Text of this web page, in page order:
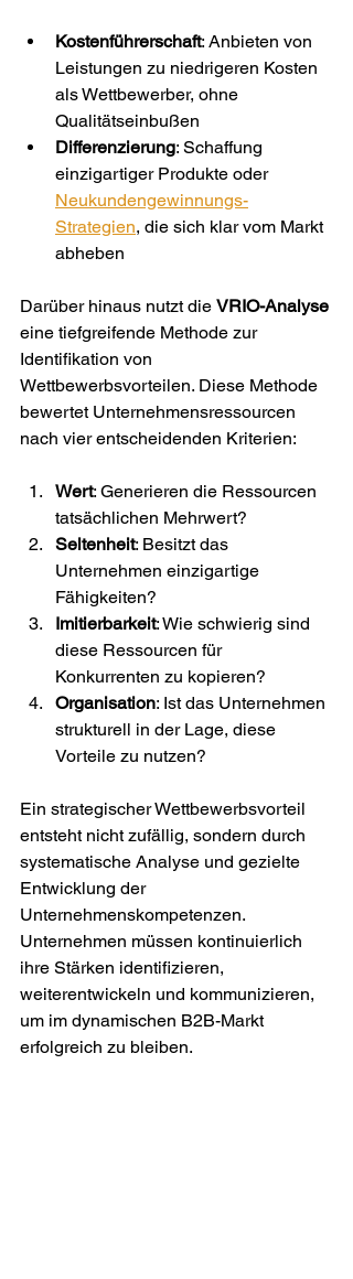
Kostenführerschaft: Anbieten von
Leistungen zu niedrigeren Kosten
als Wettbewerber, ohne
Qualitätseinbußen
Differenzierung: Schaffung
einzigartiger Produkte oder
Neukundengewinnungs-
Strategien, die sich klar vom Markt
abheben
Darüber hinaus nutzt die VRIO-Analyse
eine tiefgreifende Methode zur
Identifikation von
Wettbewerbsvorteilen. Diese Methode
bewertet Unternehmensressourcen
nach vier entscheidenden Kriterien:
Wert: Generieren die Ressourcen
tatsächlichen Mehrwert?
Seltenheit: Besitzt das
Unternehmen einzigartige
Fähigkeiten?
Imitierbarkeit: Wie schwierig sind
diese Ressourcen für
Konkurrenten zu kopieren?
Organisation: Ist das Unternehmen
strukturell in der Lage, diese
Vorteile zu nutzen?
Ein strategischer Wettbewerbsvorteil
entsteht nicht zufällig, sondern durch
systematische Analyse und gezielte
Entwicklung der
Unternehmenskompetenzen.
Unternehmen müssen kontinuierlich
ihre Stärken identifizieren,
weiterentwickeln und kommunizieren,
um im dynamischen B2B-Markt
erfolgreich zu bleiben.